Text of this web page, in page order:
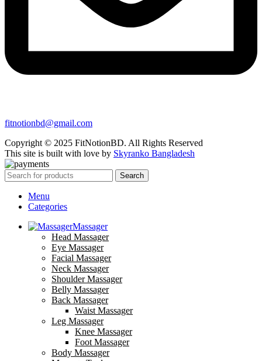
fitnotionbd@gmail.com
Copyright © 2025 FitNotionBD. All Rights Reserved
This site is built with love by Skyranko Bangladesh
Search
Menu
Categories
Massager
Head Massager
Eye Massager
Facial Massager
Neck Massager
Shoulder Massager
Belly Massager
Back Massager
Waist Massager
Leg Massager
Knee Massager
Foot Massager
Body Massager